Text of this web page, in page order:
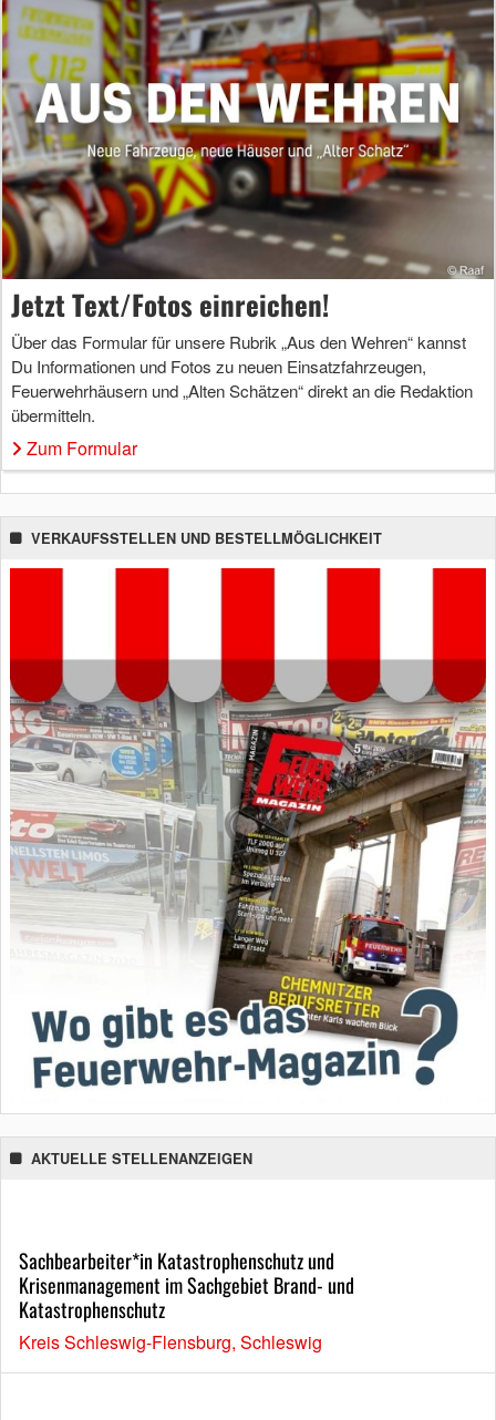
Jetzt Text/Fotos einreichen!
Über das Formular für unsere Rubrik „Aus den Wehren“ kannst
Du Informationen und Fotos zu neuen Einsatzfahrzeugen,
Feuerwehrhäusern und „Alten Schätzen“ direkt an die Redaktion
übermitteln.
Zum Formular
VERKAUFSSTELLEN UND BESTELLMÖGLICHKEIT
AKTUELLE STELLENANZEIGEN
Sachbearbeiter*in Katastrophenschutz und
Krisenmanagement im Sachgebiet Brand- und
Katastrophenschutz
Kreis Schleswig-Flensburg, Schleswig